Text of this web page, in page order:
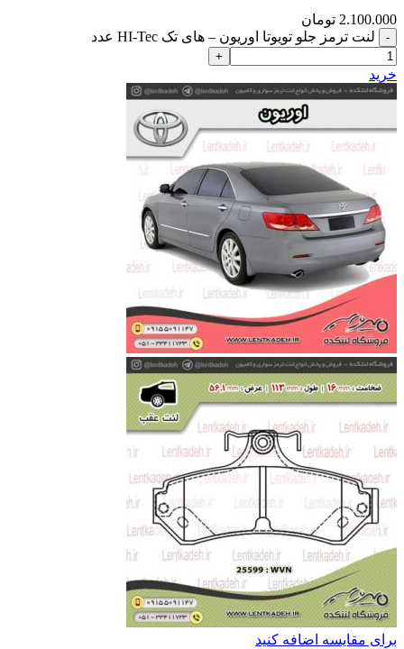
2.100.000 تومان
لنت ترمز جلو تویوتا اوریون – های تک HI-Tec عدد
خرید
برای مقایسه اضافه کنید